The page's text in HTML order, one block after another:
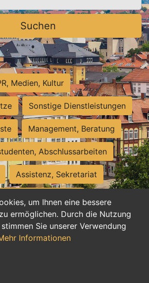
um Ihnen eine bessere
ermöglichen. Durch die Nutzung
Sie unserer Verwendung
Informationen
Suchen
Medien, Kultur
Sonstige Dienstleistungen
Management, Beratung
Abschlussarbeiten
Assistenz, Sekretariat
und Nebenjobs
Materialwirtschaft
duale Ausbildung